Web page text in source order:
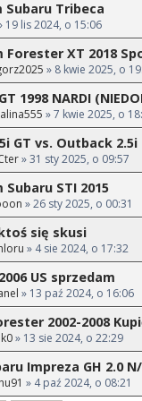
Subaru Tribeca
19 lis 2024, o 15:06
Forester XT 2018
» 8 kwie 2025, o
1998 NARDI
» 7 kwie 2025, o
GT vs. Outback
» 31 sty 2025, o 09:57
Subaru STI 2015
» 26 sty 2025, o 00:31
się skusi
» 4 sie 2024, o 17:32
US sprzedam
» 13 paź 2024, o 16:06
2002-2008
» 13 sie 2024, o 22:29
Impreza GH 2.0
» 4 paź 2024, o 08:21